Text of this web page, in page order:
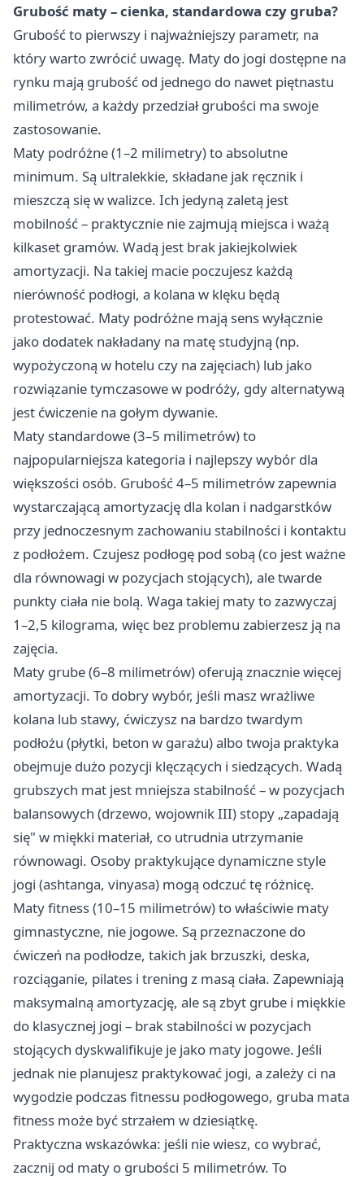
Grubość maty – cienka, standardowa czy gruba?
Grubość to pierwszy i najważniejszy parametr, na
który warto zwrócić uwagę. Maty do jogi dostępne na
rynku mają grubość od jednego do nawet piętnastu
milimetrów, a każdy przedział grubości ma swoje
zastosowanie.
Maty podróżne (1–2 milimetry) to absolutne
minimum. Są ultralekkie, składane jak ręcznik i
mieszczą się w walizce. Ich jedyną zaletą jest
mobilność – praktycznie nie zajmują miejsca i ważą
kilkaset gramów. Wadą jest brak jakiejkolwiek
amortyzacji. Na takiej macie poczujesz każdą
nierówność podłogi, a kolana w klęku będą
protestować. Maty podróżne mają sens wyłącznie
jako dodatek nakładany na matę studyjną (np.
wypożyczoną w hotelu czy na zajęciach) lub jako
rozwiązanie tymczasowe w podróży, gdy alternatywą
jest ćwiczenie na gołym dywanie.
Maty standardowe (3–5 milimetrów) to
najpopularniejsza kategoria i najlepszywybór dla
większości osób. Grubość 4–5 milimetrów zapewnia
wystarczającą amortyzację dla kolan i nadgarstków
przy jednoczesnym zachowaniu stabilności i kontaktu
z podłożem. Czujesz podłogę pod sobą (co jest ważne
dla równowagi w pozycjach stojących), ale twarde
punkty ciała nie bolą. Waga takiej maty to zazwyczaj
1–2,5 kilograma, więc bez problemu zabierzesz ją na
zajęcia.
Maty grube (6–8 milimetrów) oferują znacznie więcej
amortyzacji. To dobry wybór, jeśli masz wrażliwe
kolana lub stawy, ćwiczysz na bardzo twardym
podłożu (płytki, beton w garażu) albo twoja praktyka
obejmuje dużo pozycji klęczących i siedzących. Wadą
grubszych mat jest mniejsza stabilność – w pozycjach
balansowych (drzewo, wojownik III) stopy „zapadają
się" w miękki materiał, co utrudnia utrzymanie
równowagi. Osoby praktykujące dynamiczne style
jogi (ashtanga, vinyasa) mogą odczuć tę różnicę.
Maty fitness (10–15 milimetrów) to właściwie maty
gimnastyczne, nie jogowe. Są przeznaczone do
ćwiczeń na podłodze, takich jak brzuszki, deska,
rozciąganie, pilates i trening z masą ciała. Zapewniają
maksymalną amortyzację, ale są zbyt grube i miękkie
do klasycznej jogi – brak stabilności w pozycjach
stojących dyskwalifikuje je jako maty jogowe. Jeśli
jednak nie planujesz praktykować jogi, a zależy ci na
wygodzie podczas fitnessu podłogowego, gruba mata
fitness może być strzałem w dziesiątkę.
Praktyczna wskazówka: jeśli nie wiesz, co wybrać,
zacznij od maty o grubości 5 milimetrów. To